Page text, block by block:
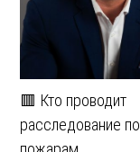
🟥 Кто проводит
расследование по